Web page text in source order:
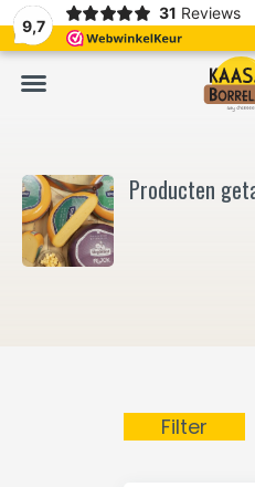
9,7
31 Reviews
Vers van het mes en
Producten
Filter